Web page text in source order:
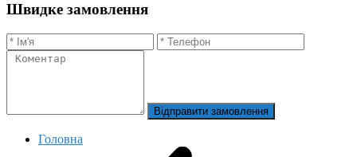
Швидке замовлення
Відправити замовлення
Головна